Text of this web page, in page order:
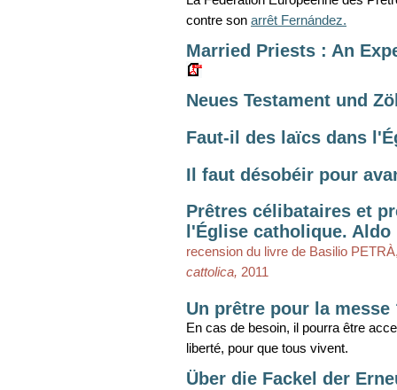
contre son arrêt Fernández.
Married Priests : An
Neues Testament und
Faut-il des laïcs dans
Il faut désobéir pour
Prêtres célibataires et
l'Église catholique. Aldo
recension du livre de Basilio
cattolica, 2011
Un prêtre pour la messe
En cas de besoin, il pourra être
liberté, pour que tous vivent.
Über die Fackel der